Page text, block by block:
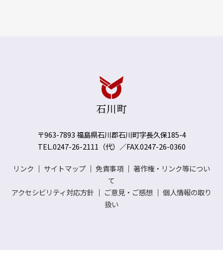
〒963-7893 福島県石川郡石川町字長久保185-4
TEL.0247-26-2111（代）／FAX.0247-26-0360
リンク ｜ サイトマップ ｜ 免責事項 ｜ 著作権・リンク等につい
て
アクセシビリティ対応方針 ｜ ご意見・ご感想 ｜ 個人情報の取り
扱い